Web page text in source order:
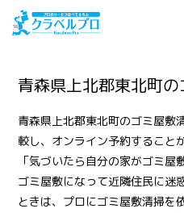
青森県上北郡東北町
青森県上北郡東北町のゴミ屋敷
較し、オンライン予約すること
「気づいたら自分の家がゴミ
ゴミ屋敷になって近隣住民に迷
ときは、プロにゴミ屋敷清掃を